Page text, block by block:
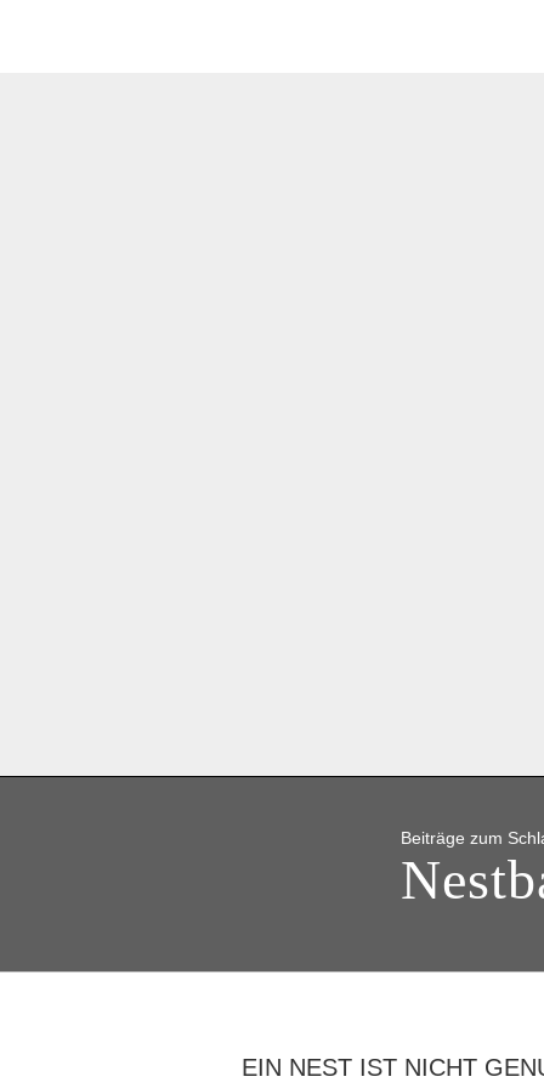
Beiträge zum
EIN NEST IST NICHT